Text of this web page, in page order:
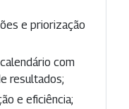
e priorização
com
resultados;
e eficiência;